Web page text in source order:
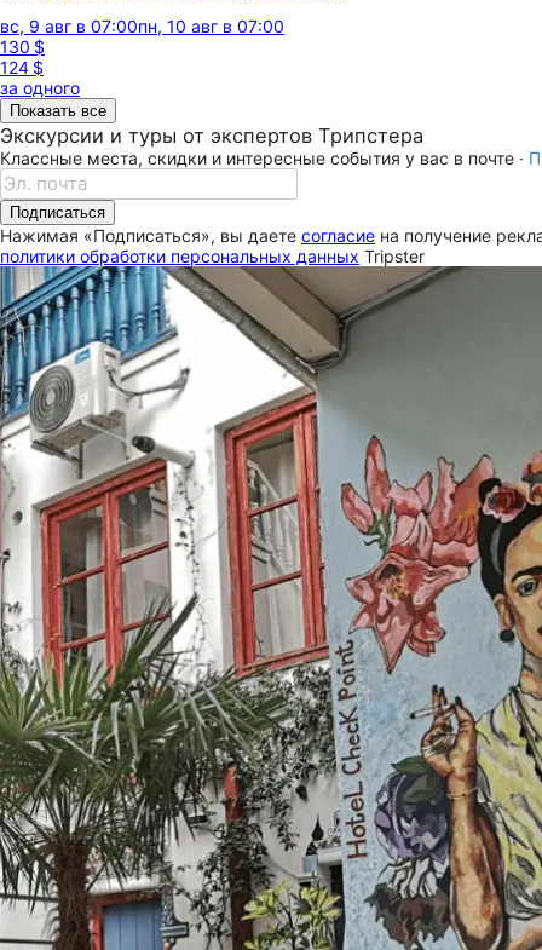
вс, 9 авг в 07:00пн, 10 авг в 07:00
130 $
124 $
за одного
Показать все
Экскурсии и туры от экспертов Трипстера
Классные места, скидки и интересные события у вас в почте ·
Подписаться
Нажимая «Подписаться», вы даете согласие на получение
политики обработки персональных данных Tripster